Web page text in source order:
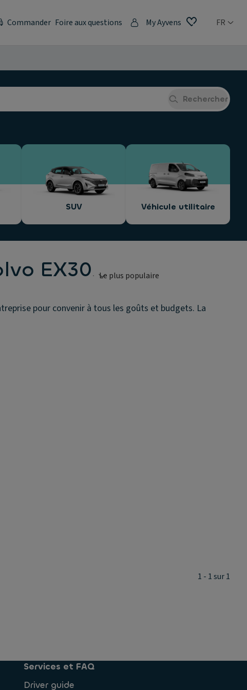
Commander Foire aux questions My Ayvens FR
Rechercher
SUV Véhicule utilitaire
EX30
pour convenir à tous les goûts et budgets. La
1 - 1 sur 1
Services et FAQ
Driver guide